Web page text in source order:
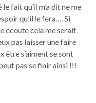
fait qu’il m’a dit ne me
qu’il le fera…. Si
écoute cela me serait
pas laisser une faire
être s’aiment se sont
pas se finir ainsi !!!